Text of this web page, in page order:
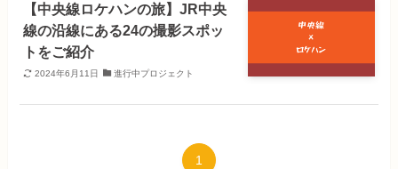
【中央線ロケハンの旅】JR中央
線の沿線にある24の撮影スポッ
トをご紹介
2024年6月11日 進行中プロジェクト
1